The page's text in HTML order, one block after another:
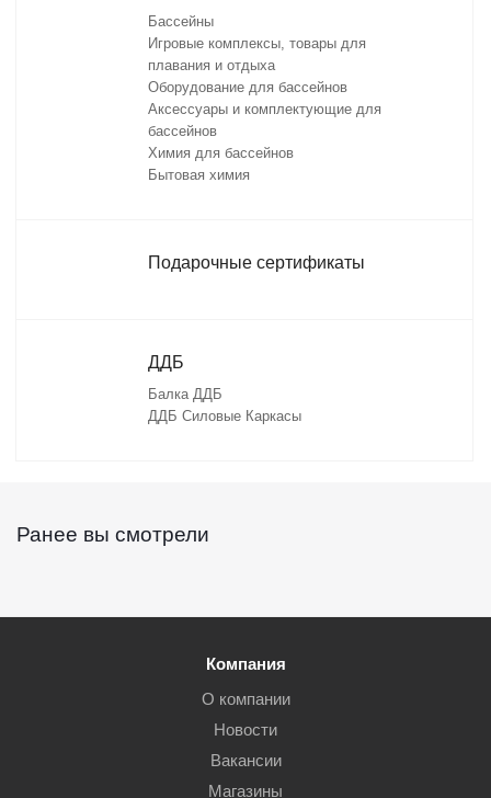
Бассейны
Игровые комплексы, товары для
плавания и отдыха
Оборудование для бассейнов
Аксессуары и комплектующие для
бассейнов
Химия для бассейнов
Бытовая химия
Подарочные сертификаты
ДДБ
Балка ДДБ
ДДБ Силовые Каркасы
Ранее вы смотрели
Компания
О компании
Новости
Вакансии
Магазины